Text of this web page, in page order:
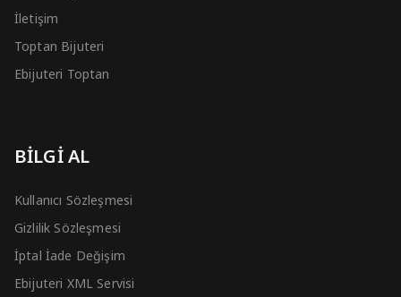
İletişim
Toptan Bijuteri
Ebijuteri Toptan
BİLGİ AL
Kullanıcı Sözleşmesi
Gizlilik Sözleşmesi
İptal İade Değişim
Ebijuteri XML Servisi